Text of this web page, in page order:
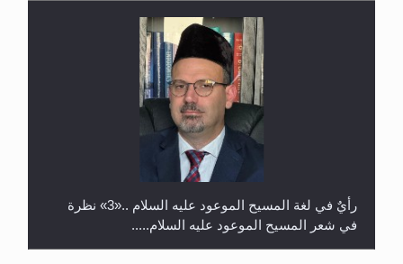
رأيٌ في لغة المسيح الموعود عليه السلام ..«3» نظرة
في شعر المسيح الموعود عليه السلام.....